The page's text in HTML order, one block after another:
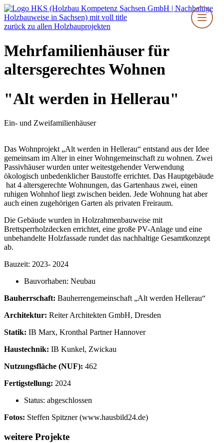
Zum
Inhalt
springen
zurück zu allen Holzbauprojekten
Mehrfamilienhäuser für
altersgerechtes Wohnen
"Alt werden in Hellerau"
Ein- und Zweifamilienhäuser
Das Wohnprojekt „Alt werden in Hellerau“ entstand aus der Idee
gemeinsam im Alter in einer Wohngemeinschaft zu wohnen. Zwei
Passivhäuser wurden unter weitestgehender Verwendung
ökologisch unbedenklicher Baustoffe errichtet. Das Hauptgebäude
hat 4 altersgerechte Wohnungen, das Gartenhaus zwei, einen
ruhigen Wohnhof liegt zwischen beiden. Jede Wohnung hat aber
auch einen zugehörigen Garten als privaten Freiraum.
Die Gebäude wurden in Holzrahmenbauweise mit
Brettsperrholzdecken errichtet, eine große PV-Anlage und eine
unbehandelte Holzfassade rundet das nachhaltige Gesamtkonzept
ab.
Bauzeit: 2023- 2024
Bauvorhaben: Neubau
Bauherrschaft: Bauherrengemeinschaft „Alt werden Hellerau“
Architektur: Reiter Architekten GmbH, Dresden
Statik: IB Marx, Kronthal Partner Hannover
Haustechnik: IB Kunkel, Zwickau
Nutzungsfläche (NUF): 462
Fertigstellung: 2024
Status: abgeschlossen
Fotos: Steffen Spitzner (www.hausbild24.de)
weitere Projekte